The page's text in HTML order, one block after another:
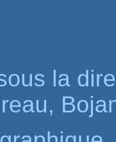
la